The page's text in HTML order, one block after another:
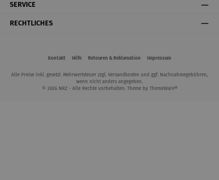
SERVICE
RECHTLICHES
Kontakt Hilfe Retouren & Reklamation Impressum
Alle Preise inkl. gesetzl. Mehrwertsteuer zzgl. Versandkosten und ggf. Nachnahmegebühren,
wenn nicht anders angegeben.
© 2026 NRZ - Alle Rechte vorbehalten. Theme by ThemeWare®